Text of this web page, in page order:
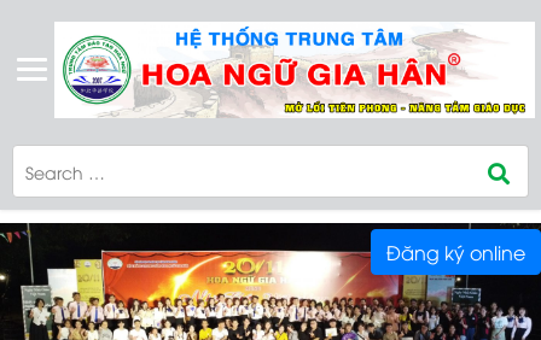
Đăng ký online